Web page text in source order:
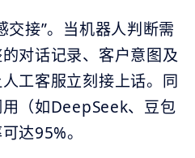
交接”。当机器人判断需
对话记录、客户意图及
工客服立刻接上话。同
（如DeepSeek、豆包
达95%。